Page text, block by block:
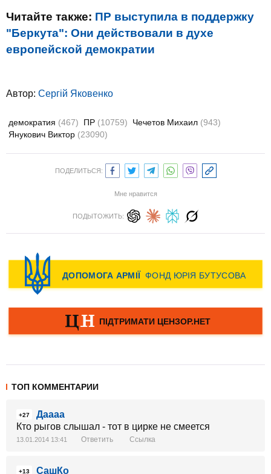
Читайте также: ПР выступила в поддержку
"Беркута": Они действовали в духе
европейской демократии
Автор: Сергій Яковенко
демократия (467) ПР (10759) Чечетов Михаил (943)
Янукович Виктор (23090)
ПОДЕЛИТЬСЯ:
Мне нравится
ПОДЫТОЖИТЬ:
ТОП КОММЕНТАРИИ
+27
Даааа
Кто рыгов слышал - тот в цирке не смеется
13.01.2014 13:41 Ответить Ссылка
+13
СашКо